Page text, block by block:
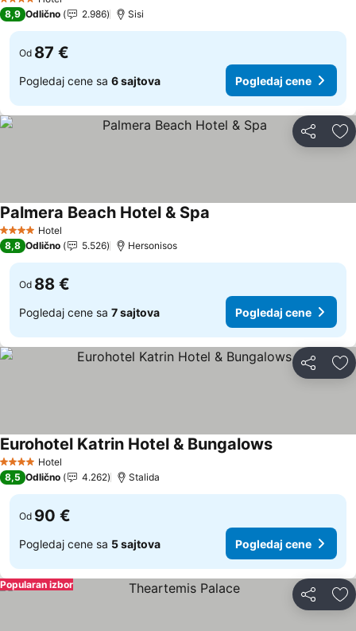
4 Zvezdice
8,9 Odlično 2.986 Sisi
Od 87 €
Pogledaj cene sa 6 sajtova Pogledaj cene
Deli
4 ZvezdiceHotel
Palmera Beach Hotel & Spa
8,8 Odlično 5.526 Hersonisos
Od 88 €
Pogledaj cene sa 7 sajtova Pogledaj cene
Deli
4 ZvezdiceHotel
Eurohotel Katrin Hotel & Bungalows
8,5 Odlično 4.262 Stalida
Od 90 €
Pogledaj cene sa 5 sajtova Pogledaj cene
Deli
Popularan izbor